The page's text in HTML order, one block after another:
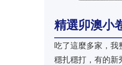
精選卯澳小
吃了這麼多家，我
穩扎穩打，有的新